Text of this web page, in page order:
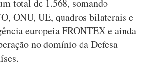
total de 1.568, somando
ONU, UE, quadros bilaterais e
europeia FRONTEX e ainda
no domínio da Defesa